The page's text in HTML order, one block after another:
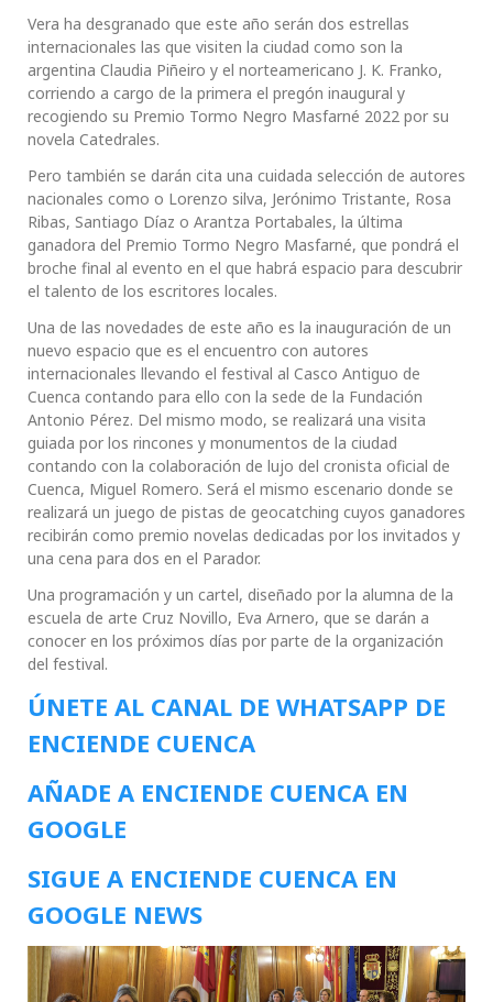
Vera ha desgranado que este año serán dos estrellas
internacionales las que visiten la ciudad como son la
argentina Claudia Piñeiro y el norteamericano J. K. Franko,
corriendo a cargo de la primera el pregón inaugural y
recogiendo su Premio Tormo Negro Masfarné 2022 por su
novela Catedrales.
Pero también se darán cita una cuidada selección de autores
nacionales como o Lorenzo silva, Jerónimo Tristante, Rosa
Ribas, Santiago Díaz o Arantza Portabales, la última
ganadora del Premio Tormo Negro Masfarné, que pondrá el
broche final al evento en el que habrá espacio para descubrir
el talento de los escritores locales.
Una de las novedades de este año es la inauguración de un
nuevo espacio que es el encuentro con autores
internacionales llevando el festival al Casco Antiguo de
Cuenca contando para ello con la sede de la Fundación
Antonio Pérez. Del mismo modo, se realizará una visita
guiada por los rincones y monumentos de la ciudad
contando con la colaboración de lujo del cronista oficial de
Cuenca, Miguel Romero. Será el mismo escenario donde se
realizará un juego de pistas de geocatching cuyos ganadores
recibirán como premio novelas dedicadas por los invitados y
una cena para dos en el Parador.
Una programación y un cartel, diseñado por la alumna de la
escuela de arte Cruz Novillo, Eva Arnero, que se darán a
conocer en los próximos días por parte de la organización
del festival.
ÚNETE AL CANAL DE WHATSAPP DE
ENCIENDE CUENCA
AÑADE A ENCIENDE CUENCA EN
GOOGLE
SIGUE A ENCIENDE CUENCA EN
GOOGLE NEWS